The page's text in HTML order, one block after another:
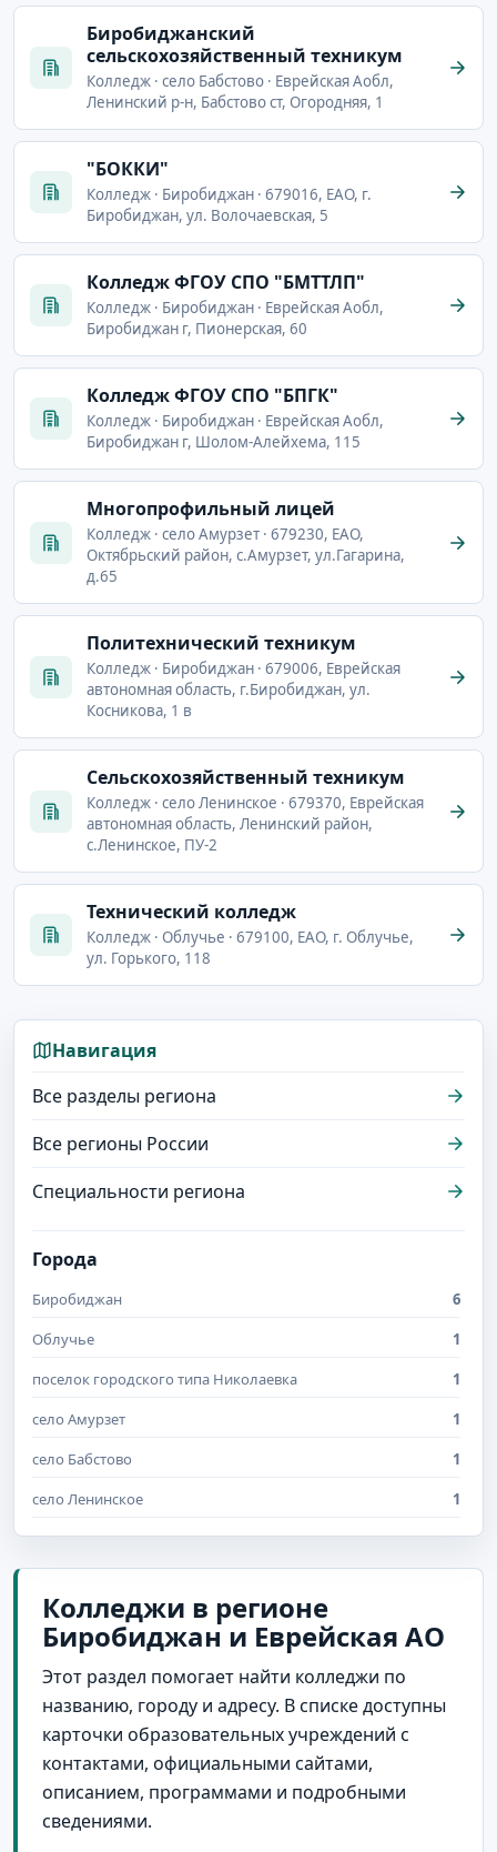
Биробиджанский
сельскохозяйственный техникум
Колледж · село Бабстово · Еврейская Аобл,
Ленинский р-н, Бабстово ст, Огородняя, 1
"БОККИ"
Колледж · Биробиджан · 679016, ЕАО, г.
Биробиджан, ул. Волочаевская, 5
Колледж ФГОУ СПО "БМТТЛП"
Колледж · Биробиджан · Еврейская Аобл,
Биробиджан г, Пионерская, 60
Колледж ФГОУ СПО "БПГК"
Колледж · Биробиджан · Еврейская Аобл,
Биробиджан г, Шолом-Алейхема, 115
Многопрофильный лицей
Колледж · село Амурзет · 679230, ЕАО,
Октябрьский район, с.Амурзет, ул.Гагарина,
д.65
Политехнический техникум
Колледж · Биробиджан · 679006, Еврейская
автономная область, г.Биробиджан, ул.
Косникова, 1 в
Сельскохозяйственный техникум
Колледж · село Ленинское · 679370, Еврейская
автономная область, Ленинский район,
с.Ленинское, ПУ-2
Технический колледж
Колледж · Облучье · 679100, ЕАО, г. Облучье,
ул. Горького, 118
Навигация
Все разделы региона
Все регионы России
Специальности региона
Города
Биробиджан
6
Облучье
1
поселок городского типа Николаевка
1
село Амурзет
1
село Бабстово
1
село Ленинское
1
Колледжи в регионе
Биробиджан и Еврейская АО
Этот раздел помогает найти колледжи по
названию, городу и адресу. В списке доступны
карточки образовательных учреждений с
контактами, официальными сайтами,
описанием, программами и подробными
сведениями.